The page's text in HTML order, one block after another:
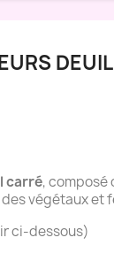
carré, composé
végétaux et
ci-dessous)